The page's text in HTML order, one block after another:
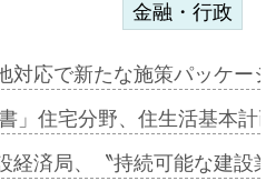
金融・行政
対応で新たな施策パッケ
」住宅分野、住生活基本
経済局、〝持続可能な建